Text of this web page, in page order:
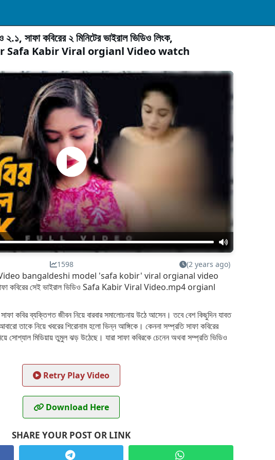
২.১, সাফা কবিরের ২ মিনিটের ভাইরাল ভিডিও লিংক,
Safa Kabir Viral orgianl Video watch
1598 (2 years ago)
bangaldeshi model 'safa kobir' viral orgianal video
সেই ভাইরাল ভিডিও Safa Kabir Viral Video.mp4 orgianl
সাফা কবির ব্যক্তিগত জীবন নিয়ে বারবার সমালোচনায় উঠে আসেন। তবে বেশ কিছুদিন যাবত
তাকে নিয়ে খবরের শিরোনাম হলো ভিন্ন আঙ্গিকে। কেননা সম্প্রতি সাফা কবিরের
সোশ্যাল মিডিয়ায় তুমুল ঝড় উঠেছে। যারা সাফা কবিরকে চেনেন অথবা সম্প্রতি ভিডিও
Retry Play Video
Download Here
SHARE YOUR POST OR LINK